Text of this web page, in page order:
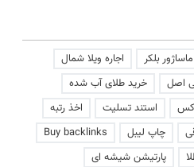
بلکر
اجاره ویلا شمال
اصل
خرید طلای آب شده
استند تسلیت
اخذ رتبه
چاپ لیبل
Buy backlinks
پارتیشن شیشه ای